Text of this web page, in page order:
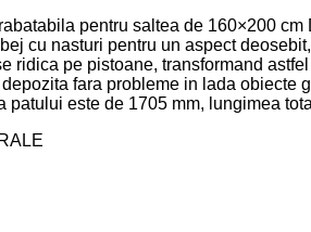
pentru saltea de 160×200
cu nasturi pentru un aspect
ridica pe pistoane, transformand
fara probleme in lada
patului este de 1705 mm, lungimea